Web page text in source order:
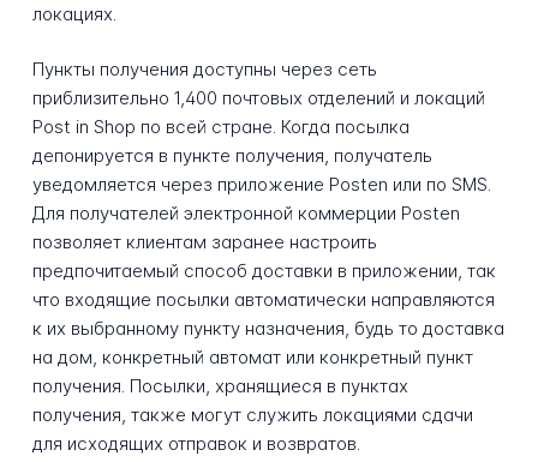
локациях.
Пункты получения доступны через сеть
приблизительно 1,400 почтовых отделений и локаций
Post in Shop по всей стране. Когда посылка
депонируется в пункте получения, получатель
уведомляется через приложение Posten или по SMS.
Для получателей электронной коммерции Posten
позволяет клиентам заранее настроить
предпочитаемый способ доставки в приложении, так
что входящие посылки автоматически направляются
к их выбранному пункту назначения, будь то доставка
на дом, конкретный автомат или конкретный пункт
получения. Посылки, хранящиеся в пунктах
получения, также могут служить локациями сдачи
для исходящих отправок и возвратов.